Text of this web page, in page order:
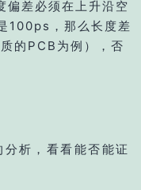
偏差必须在上升沿空
100ps，那么长度差
的PCB为例），否
析，看看能否能证